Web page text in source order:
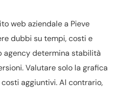
web aziendale a Pieve
dubbi su tempi, costi e
agency determina stabilità
Valutare solo la grafica
aggiuntivi. Al contrario,